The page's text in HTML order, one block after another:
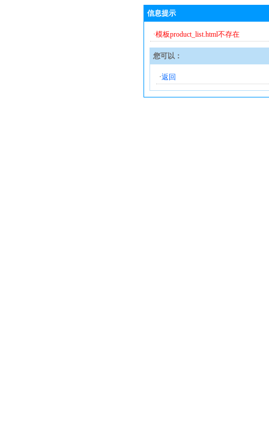
信息提示
·模板product_list.html不存在
您可以：
·返回